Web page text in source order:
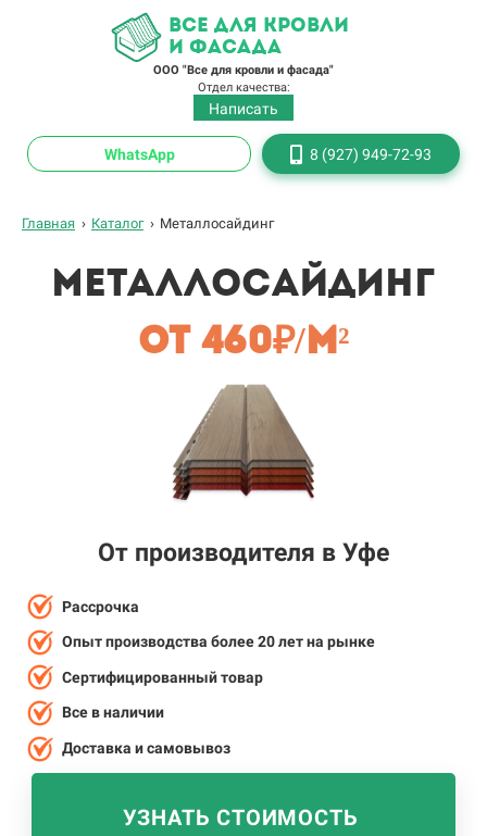
все для кровли
и фасада
ООО "Все для кровли и фасада"
Отдел качества:
Написать
WhatsApp 8 (927) 949-72-93
Главная › Каталог › Металлосайдинг
Металлосайдинг
От 460₽/м²
От производителя в Уфе
Рассрочка
Опыт производства более 20 лет на рынке
Сертифицированный товар
Все в наличии
Доставка и самовывоз
УЗНАТЬ СТОИМОСТЬ